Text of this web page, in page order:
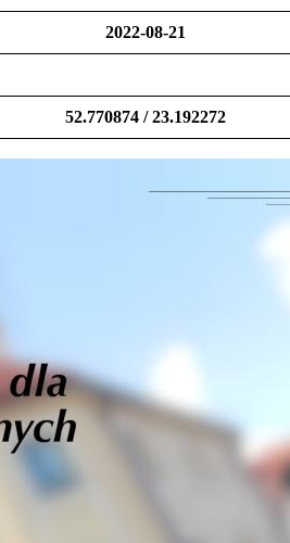
2022-08-21
52.770874 / 23.192272